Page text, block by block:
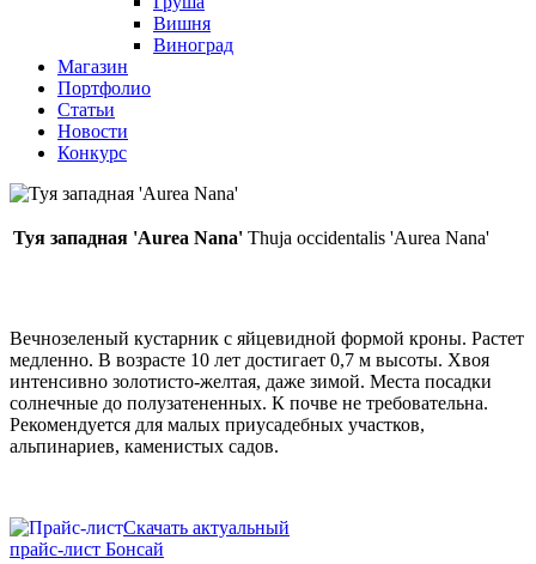
Вишня
Виноград
Магазин
Портфолио
Статьи
Новости
Конкурс
Туя западная 'Aurea Nana' Thuja occidentalis 'Aurea Nana'
Вечнозеленый кустарник с яйцевидной формой кроны. Растет
медленно. В возрасте 10 лет достигает 0,7 м высоты. Хвоя
интенсивно золотисто-желтая, даже зимой. Места посадки
солнечные до полузатененных. К почве не требовательна.
Рекомендуется для малых приусадебных участков,
альпинариев, каменистых садов.
Скачать актуальный
прайс-лист Бонсай